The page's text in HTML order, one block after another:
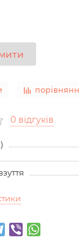
0 відгуків